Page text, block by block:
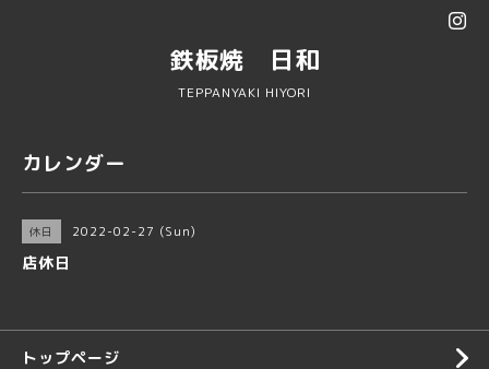
鉄板焼 日和
TEPPANYAKI HIYORI
カレンダー
休日 2022-02-27 (Sun)
店休日
トップページ